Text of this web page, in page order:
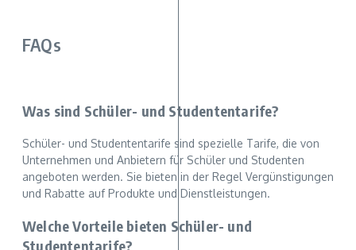
FAQs
Was sind Schüler- und Studententarife?
Schüler- und Studententarife sind spezielle Tarife, die von
Unternehmen und Anbietern für Schüler und Studenten
angeboten werden. Sie bieten in der Regel Vergünstigungen
und Rabatte auf Produkte und Dienstleistungen.
Welche Vorteile bieten Schüler- und
Studententarife?